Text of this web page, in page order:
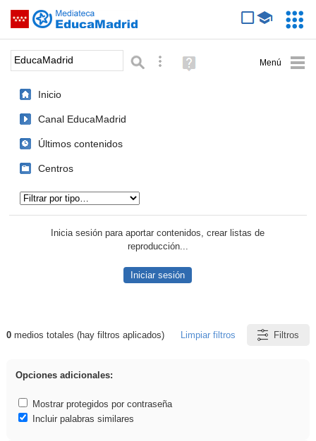
Saltar navegación
Palabra o frase: Búsqueda avanzada
Ayuda
(en
Inicio
Canal EducaMadrid
Últimos contenidos
Centros
Inicia sesión para aportar contenidos, crear listas de
reproducción...
Iniciar sesión
Resultados de: EducaMadrid
0medios totales (hay filtros aplicados) Limpiar filtros Filtros
Opciones adicionales:
Mostrar protegidos por contraseña
Incluir palabras similares